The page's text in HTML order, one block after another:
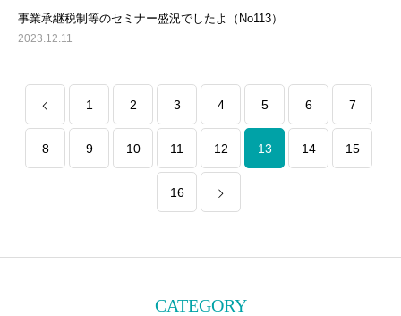
事業承継税制等のセミナー盛況でしたよ（No113）
2023.12.11
1 2 3 4 5 6 7
8 9 10 11 12 13 14 15
16
CATEGORY